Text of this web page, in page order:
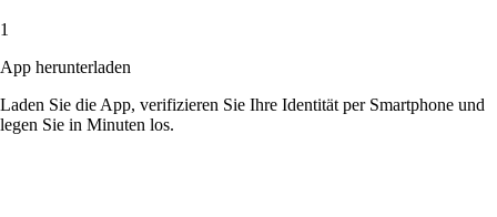
1
App herunterladen
Laden Sie die App, verifizieren Sie Ihre Identität per Smartphone und
legen Sie in Minuten los.